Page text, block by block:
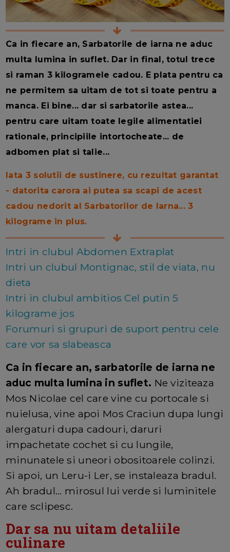
Ca in fiecare an, Sarbatorile de iarna ne aduc
multa lumina in suflet. Dar in final, totul trece
si raman 3 kilogramele cadou. E plata pentru ca
ne permitem sa uitam de tot si toate pentru a
manca. Ei bine... dar si sarbatorile astea...
pentru care uitam toate legile alimentatiei
rationale, principiile intortocheate... de
adbomen plat si talie...
Iata 3 solutii de sustinere, cu rezultat garantat
- datorita carora ai putea sa scapi de acest
cadou nedorit al Sarbatorilor de Iarna... 3
kilograme in plus.
Intri in clubul Abdomen Extraplat
Intri un clubul Montignac, stil de viata, nu
dieta
Intri in clubul ambitios Cel putin 5
kilograme jos
Forumuri si grupuri de suport pentru cele
care vor sa slabeasca
Ca in fiecare an, sarbatorile de iarna ne
aduc multa lumina in suflet. Ne viziteaza
Mos Nicolae cel care vine cu portocale si
nuielusa, vine apoi Mos Craciun dupa lungi
alergaturi dupa cadouri, daruri
impachetate cochet si cu lungile,
minunatele si uneori obositoarele colinzi.
Si apoi, un Leru-i Ler, se instaleaza bradul.
Ah bradul... mirosul lui verde si luminitele
care sclipesc.
Dar sa nu uitam detaliile
culinare